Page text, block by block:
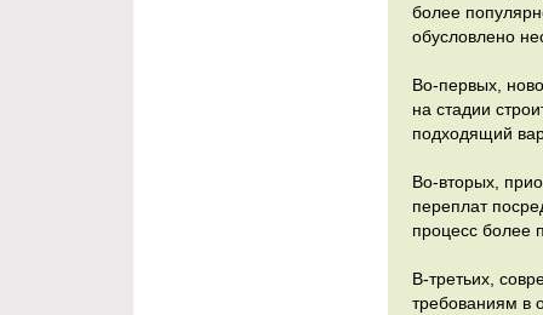
более
обусловлено
Во-первых,
на стадии
подходящий
Во-вторых,
переплат
процесс более
В-третьих,
требованиям в